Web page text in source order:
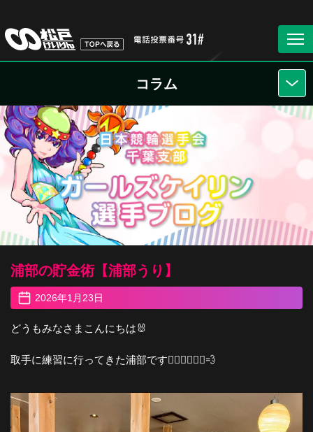
コラム
浦部の貯金術【浦部うり】
2026年1月23日
どうもみなさまこんにちは🐰
取手に練習に行ってきた浦部です🚴‍♀️🚴‍♀️🚴‍♀️💨